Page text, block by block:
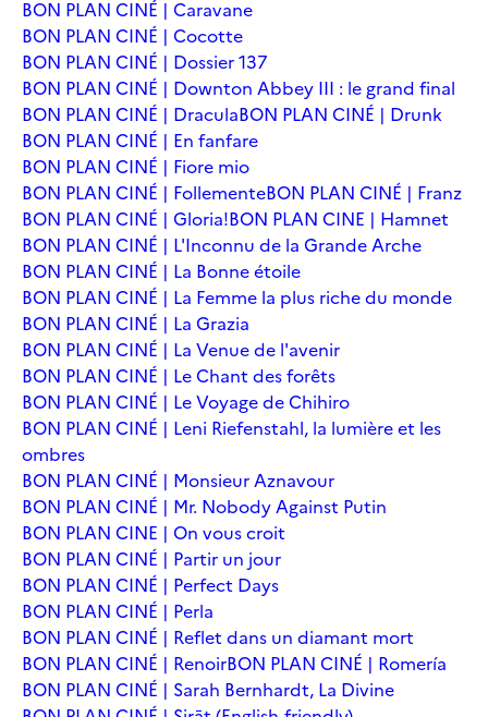
BON PLAN CINÉ | Caravane
BON PLAN CINÉ | Cocotte
BON PLAN CINÉ | Dossier 137
BON PLAN CINÉ | Downton Abbey III : le grand final
BON PLAN CINÉ | DraculaBON PLAN CINÉ | Drunk
BON PLAN CINÉ | En fanfare
BON PLAN CINÉ | Fiore mio
BON PLAN CINÉ | FollementeBON PLAN CINÉ | Franz
BON PLAN CINÉ | Gloria!BON PLAN CINE | Hamnet
BON PLAN CINÉ | L'Inconnu de la Grande Arche
BON PLAN CINÉ | La Bonne étoile
BON PLAN CINÉ | La Femme la plus riche du monde
BON PLAN CINÉ | La Grazia
BON PLAN CINÉ | La Venue de l'avenir
BON PLAN CINÉ | Le Chant des forêts
BON PLAN CINÉ | Le Voyage de Chihiro
BON PLAN CINÉ | Leni Riefenstahl, la lumière et les
ombres
BON PLAN CINÉ | Monsieur Aznavour
BON PLAN CINÉ | Mr. Nobody Against Putin
BON PLAN CINE | On vous croit
BON PLAN CINÉ | Partir un jour
BON PLAN CINÉ | Perfect Days
BON PLAN CINÉ | Perla
BON PLAN CINÉ | Reflet dans un diamant mort
BON PLAN CINÉ | RenoirBON PLAN CINÉ | Romería
BON PLAN CINÉ | Sarah Bernhardt, La Divine